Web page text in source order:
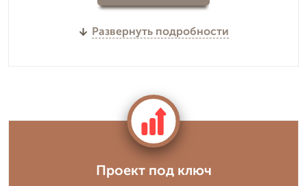
Развернуть подробности
Проект под ключ